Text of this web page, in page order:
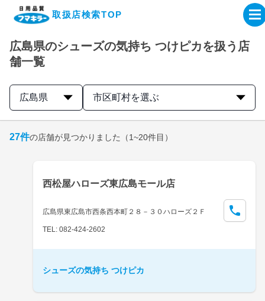
取扱店検索TOP
企業・IR情報サイト
製品情報サイト
取扱店検索はこちら
広島県のシューズの気持ち つけピカを扱う店
舗一覧
広島県 市区町村を選ぶ
27件の店舗が見つかりました （1~20件目）
西松屋ハローズ東広島モール店
広島県東広島市西条西本町２８－３０ハローズ２Ｆ
TEL: 082-424-2602
シューズの気持ち つけピカ